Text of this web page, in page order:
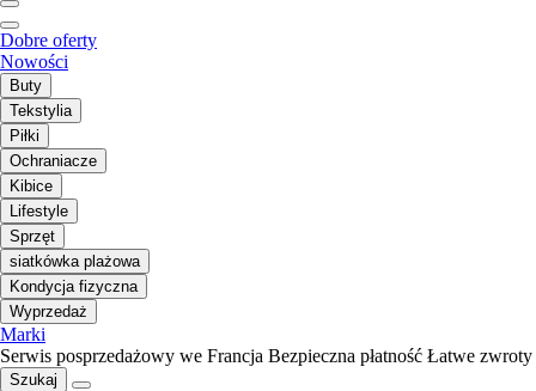
Dobre oferty
Nowości
Buty
Tekstylia
Piłki
Ochraniacze
Kibice
Lifestyle
Sprzęt
siatkówka plażowa
Kondycja fizyczna
Wyprzedaż
Marki
Serwis posprzedażowy we Francja Bezpieczna płatność Łatwe zwroty
Szukaj